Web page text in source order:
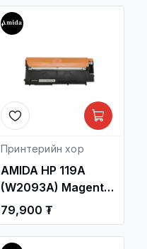
Laser 107a, 107w, HP
Laser MFP 135a,
Принтерийн хор /
Принтерийн хор
AMIDA HP 119A
(W2093A) Magenta
Laser Toner
Cartridge OEM /HP
Color Laser 150
79,900 ₮